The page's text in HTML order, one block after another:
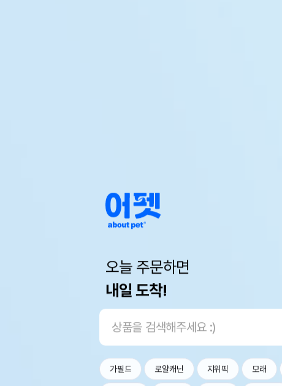
오늘 주문하면
내일 도착!
가필드 로얄캐닌 지위픽 모래